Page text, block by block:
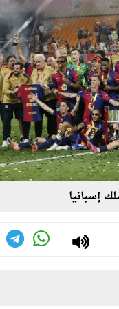
إسبانيا